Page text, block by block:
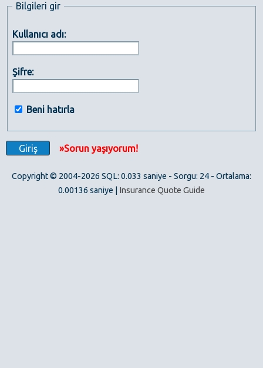
Bilgileri gir
Kullanıcı adı:
Şifre:
Beni hatırla
»Sorun yaşıyorum!
Copyright © 2004-2026 SQL: 0.033 saniye - Sorgu: 24 - Ortalama:
0.00136 saniye | Insurance Quote Guide